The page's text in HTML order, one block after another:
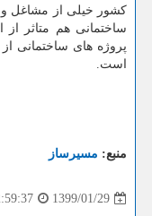
كشور خیلی از مشاغل و
ساختمانی هم متاثر
پروژه های ساختمانی
است.
منبع: مسیرساز
1399/01/29